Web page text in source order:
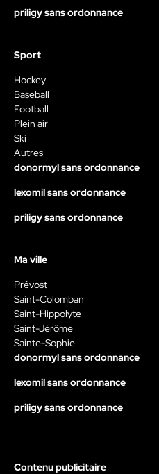
priligy sans ordonnance
Sport
Hockey
Baseball
Football
Plein air
Ski
Autres
donormyl sans ordonnance
lexomil sans ordonnance
priligy sans ordonnance
Ma ville
Prévost
Saint-Colomban
Saint-Hippolyte
Saint-Jérôme
Sainte-Sophie
donormyl sans ordonnance
lexomil sans ordonnance
priligy sans ordonnance
Contenu publicitaire